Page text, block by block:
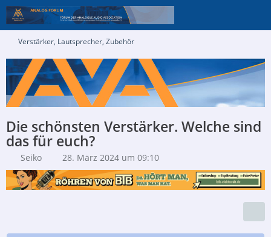
Verstärker, Lautsprecher, Zubehör
Die schönsten Verstärker. Welche sind
das für euch?
Seiko 28. März 2024 um 09:10